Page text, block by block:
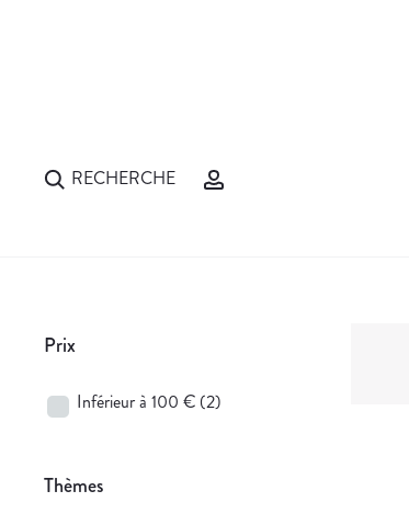
RECHERCHE
Prix
Inférieur à 100 € (2)
Thèmes